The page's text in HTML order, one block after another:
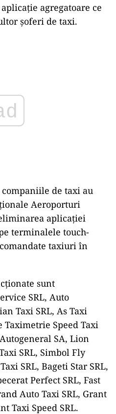
agregatoare ce
șoferi de taxi.
companiile de taxi au
Aeroporturi
aplicației
terminalele touch-
taxiuri în
sunt
SRL, Auto
Taxi SRL, As Taxi
Taximetrie Speed Taxi
SA, Lion
SRL, Simbol Fly
SRL, Bageti Star SRL,
Perfect SRL, Fast
Auto Taxi SRL, Grant
Taxi Speed SRL.